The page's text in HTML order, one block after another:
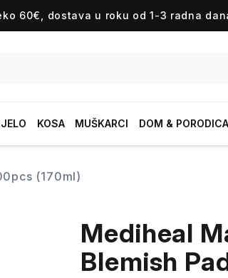
60€, dostava u roku od 1-3 radna
KOSA MUŠKARCI DOM & PORODICA
(170ml)
Mediheal
Blemish